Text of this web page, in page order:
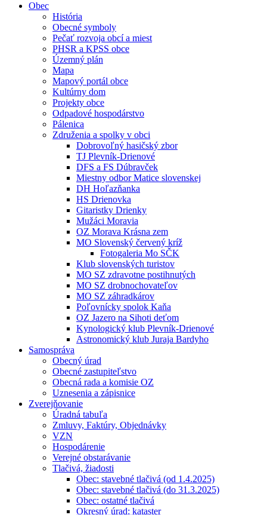
Obec
História
Obecné symboly
Pečať rozvoja obcí a miest
PHSR a KPSS obce
Územný plán
Mapa
Mapový portál obce
Kultúrny dom
Projekty obce
Odpadové hospodárstvo
Pálenica
Združenia a spolky v obci
Dobrovoľný hasičský zbor
TJ Plevník-Drienové
DFS a FS Dúbravček
Miestny odbor Matice slovenskej
DH Hoľazňanka
HS Drienovka
Gitaristky Drienky
Mužáci Moravia
OZ Morava Krásna zem
MO Slovenský červený kríž
Fotogaleria Mo SČK
Klub slovenských turistov
MO SZ zdravotne postihnutých
MO SZ drobnochovateľov
MO SZ záhradkárov
Poľovnícky spolok Kaňa
OZ Jazero na Sihoti deťom
Kynologický klub Plevník-Drienové
Astronomický klub Juraja Bardyho
Samospráva
Obecný úrad
Obecné zastupiteľstvo
Obecná rada a komisie OZ
Uznesenia a zápisnice
Zverejňovanie
Úradná tabuľa
Zmluvy, Faktúry, Objednávky
VZN
Hospodárenie
Verejné obstarávanie
Tlačivá, žiadosti
Obec: stavebné tlačivá (od 1.4.2025)
Obec: stavebné tlačivá (do 31.3.2025)
Obec: ostatné tlačivá
Okresný úrad: kataster